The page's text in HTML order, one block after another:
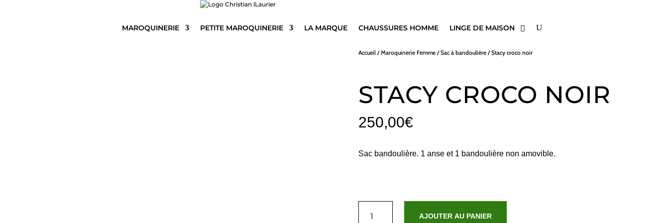
MAROQUINERIE PETITE MAROQUINERIE LA MARQUE CHAUSSURES HOMME LINGE DE MAISON
Accueil /Maroquinerie Femme /Sac à bandoulière / Stacy croco noir
STACY CROCO NOIR
250,00€
Sac bandoulière. 1 anse et 1 bandoulière non amovible.
AJOUTER AU PANIER